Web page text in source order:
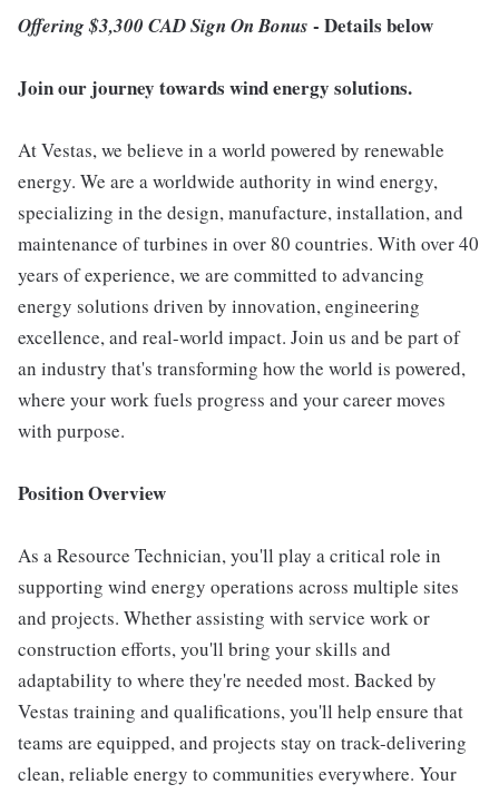
Offering $3,300 CAD Sign On Bonus - Details below
Join our journey towards wind energy solutions.
At Vestas, we believe in a world powered by renewable
energy. We are a worldwide authority in wind energy,
specializing in the design, manufacture, installation, and
maintenance of turbines in over 80 countries. With over 40
years of experience, we are committed to advancing
energy solutions driven by innovation, engineering
excellence, and real-world impact. Join us and be part of
an industry that's transforming how the world is powered,
where your work fuels progress and your career moves
with purpose.
Position Overview
As a Resource Technician, you'll play a critical role in
supporting wind energy operations across multiple sites
and projects. Whether assisting with service work or
construction efforts, you'll bring your skills and
adaptability to where they're needed most. Backed by
Vestas training and qualifications, you'll help ensure that
teams are equipped, and projects stay on track-delivering
clean, reliable energy to communities everywhere. Your